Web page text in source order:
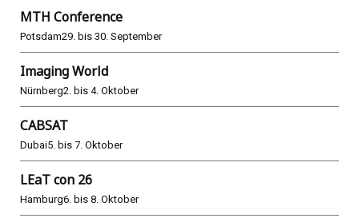
MTH Conference
Potsdam29. bis 30. September
Imaging World
Nürnberg2. bis 4. Oktober
CABSAT
Dubai5. bis 7. Oktober
LEaT con 26
Hamburg6. bis 8. Oktober